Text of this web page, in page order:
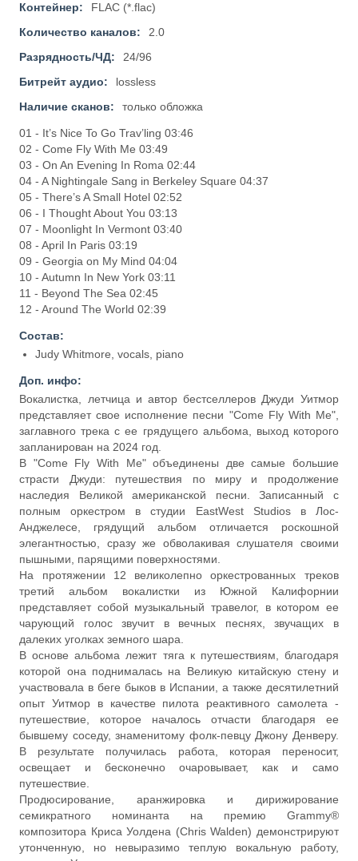
Контейнер:
FLAC (*.flac)
Количество каналов:
2.0
Разрядность/ЧД:
24/96
Битрейт аудио:
lossless
Наличие сканов:
только обложка
01 - It’s Nice To Go Trav’ling 03:46
02 - Come Fly With Me 03:49
03 - On An Evening In Roma 02:44
04 - A Nightingale Sang in Berkeley Square 04:37
05 - There’s A Small Hotel 02:52
06 - I Thought About You 03:13
07 - Moonlight In Vermont 03:40
08 - April In Paris 03:19
09 - Georgia on My Mind 04:04
10 - Autumn In New York 03:11
11 - Beyond The Sea 02:45
12 - Around The World 02:39
Состав:
Judy Whitmore, vocals, piano
Доп. инфо:
Вокалистка, летчица и автор бестселлеров Джуди Уитмор
представляет свое исполнение песни "Come Fly With Me",
заглавного трека с ее грядущего альбома, выход которого
запланирован на 2024 год.
В "Come Fly With Me" объединены две самые большие
страсти Джуди: путешествия по миру и продолжение
наследия Великой американской песни. Записанный с
полным оркестром в студии EastWest Studios в Лос-
Анджелесе, грядущий альбом отличается роскошной
элегантностью, сразу же обволакивая слушателя своими
пышными, парящими поверхностями.
На протяжении 12 великолепно оркестрованных треков
третий альбом вокалистки из Южной Калифорнии
представляет собой музыкальный травелог, в котором ее
чарующий голос звучит в вечных песнях, звучащих в
далеких уголках земного шара.
В основе альбома лежит тяга к путешествиям, благодаря
которой она поднималась на Великую китайскую стену и
участвовала в беге быков в Испании, а также десятилетний
опыт Уитмор в качестве пилота реактивного самолета -
путешествие, которое началось отчасти благодаря ее
бывшему соседу, знаменитому фолк-певцу Джону Денверу.
В результате получилась работа, которая переносит,
освещает и бесконечно очаровывает, как и само
путешествие.
Продюсирование, аранжировка и дирижирование
семикратного номинанта на премию Grammy®
композитора Криса Уолдена (Chris Walden) демонстрируют
утонченную, но невыразимо теплую вокальную работу,